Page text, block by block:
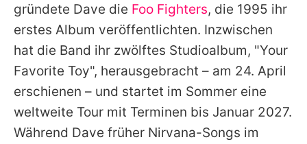
gründete Dave die Foo Fighters, die 1995 ihr
erstes Album veröffentlichten. Inzwischen
hat die Band ihr zwölftes Studioalbum, "Your
Favorite Toy", herausgebracht – am 24. April
erschienen – und startet im Sommer eine
weltweite Tour mit Terminen bis Januar 2027.
Während Dave früher Nirvana-Songs im